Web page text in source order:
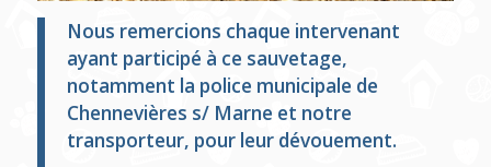
Nous remercions chaque intervenant
ayant participé à ce sauvetage,
notamment la police municipale de
Chennevières s/ Marne et notre
transporteur, pour leur dévouement.